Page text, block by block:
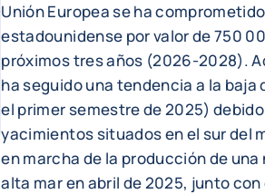
Unión Europea se ha
estadounidense por valor de 750
próximos tres años (2026-2028).
ha seguido una tendencia a la
el primer semestre de 2025)
yacimientos situados en el sur del
en marcha de la producción de
alta mar en abril de 2025, junto